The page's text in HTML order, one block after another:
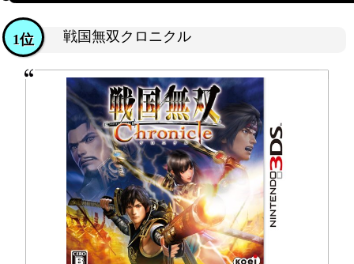
戦国無双クロニクル
1位